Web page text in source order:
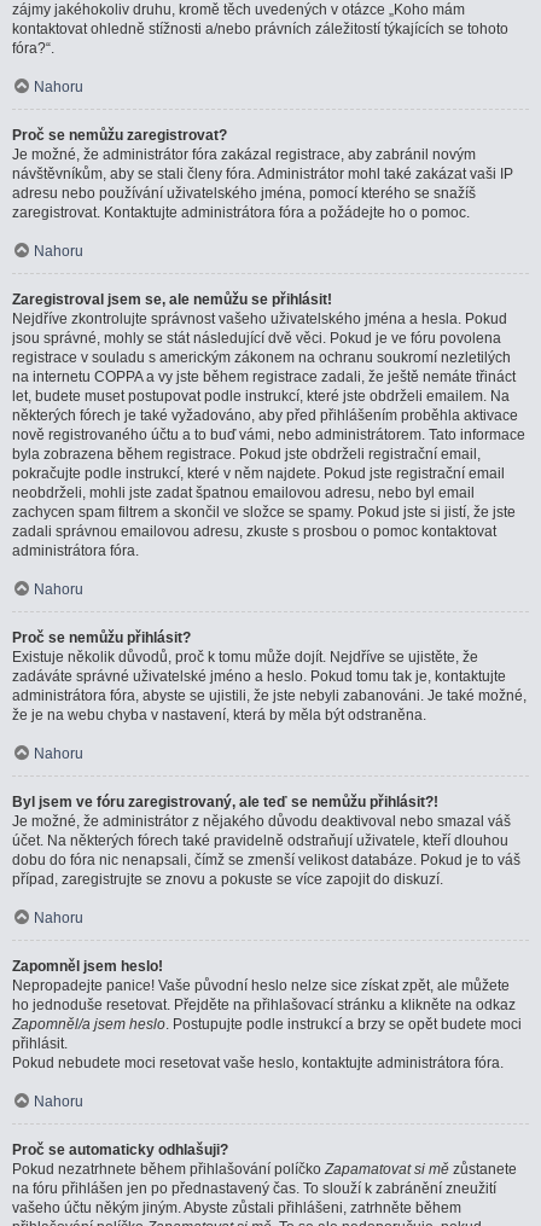
zájmy jakéhokoliv druhu, kromě těch uvedených v otázce „Koho mám
kontaktovat ohledně stížnosti a/nebo právních záležitostí týkajících se tohoto
fóra?“.
Nahoru
Proč se nemůžu zaregistrovat?
Je možné, že administrátor fóra zakázal registrace, aby zabránil novým
návštěvníkům, aby se stali členy fóra. Administrátor mohl také zakázat vaši IP
adresu nebo používání uživatelského jména, pomocí kterého se snažíš
zaregistrovat. Kontaktujte administrátora fóra a požádejte ho o pomoc.
Nahoru
Zaregistroval jsem se, ale nemůžu se přihlásit!
Nejdříve zkontrolujte správnost vašeho uživatelského jména a hesla. Pokud
jsou správné, mohly se stát následující dvě věci. Pokud je ve fóru povolena
registrace v souladu s americkým zákonem na ochranu soukromí nezletilých
na internetu COPPA a vy jste během registrace zadali, že ještě nemáte třináct
let, budete muset postupovat podle instrukcí, které jste obdrželi emailem. Na
některých fórech je také vyžadováno, aby před přihlášením proběhla aktivace
nově registrovaného účtu a to buď vámi, nebo administrátorem. Tato informace
byla zobrazena během registrace. Pokud jste obdrželi registrační email,
pokračujte podle instrukcí, které v něm najdete. Pokud jste registrační email
neobdrželi, mohli jste zadat špatnou emailovou adresu, nebo byl email
zachycen spam filtrem a skončil ve složce se spamy. Pokud jste si jistí, že jste
zadali správnou emailovou adresu, zkuste s prosbou o pomoc kontaktovat
administrátora fóra.
Nahoru
Proč se nemůžu přihlásit?
Existuje několik důvodů, proč k tomu může dojít. Nejdříve se ujistěte, že
zadáváte správné uživatelské jméno a heslo. Pokud tomu tak je, kontaktujte
administrátora fóra, abyste se ujistili, že jste nebyli zabanováni. Je také možné,
že je na webu chyba v nastavení, která by měla být odstraněna.
Nahoru
Byl jsem ve fóru zaregistrovaný, ale teď se nemůžu přihlásit?!
Je možné, že administrátor z nějakého důvodu deaktivoval nebo smazal váš
účet. Na některých fórech také pravidelně odstraňují uživatele, kteří dlouhou
dobu do fóra nic nenapsali, čímž se zmenší velikost databáze. Pokud je to váš
případ, zaregistrujte se znovu a pokuste se více zapojit do diskuzí.
Nahoru
Zapomněl jsem heslo!
Nepropadejte panice! Vaše původní heslo nelze sice získat zpět, ale můžete
ho jednoduše resetovat. Přejděte na přihlašovací stránku a klikněte na odkaz
Zapomněl/a jsem heslo. Postupujte podle instrukcí a brzy se opět budete moci
přihlásit.
Pokud nebudete moci resetovat vaše heslo, kontaktujte administrátora fóra.
Nahoru
Proč se automaticky odhlašuji?
Pokud nezatrhnete během přihlašování políčkoZapamatovat si mě zůstanete
na fóru přihlášen jen po přednastavený čas. To slouží k zabránění zneužití
vašeho účtu někým jiným. Abyste zůstali přihlášeni, zatrhněte během